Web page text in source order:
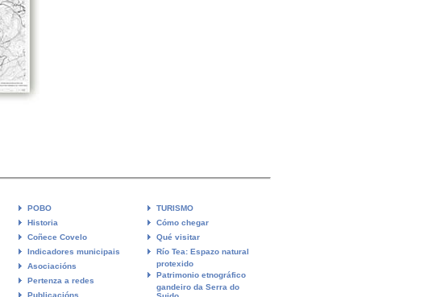
POBO
Historia
Coñece Covelo
Indicadores municipais
Asociacións
Pertenza a redes
Publicacións
TURISMO
Cómo chegar
Qué visitar
Río Tea: Espazo natural
protexido
Patrimonio etnográfico
gandeiro da Serra do